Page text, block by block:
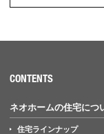
CONTENTS
ネオホームの住宅につ
住宅ラインナップ